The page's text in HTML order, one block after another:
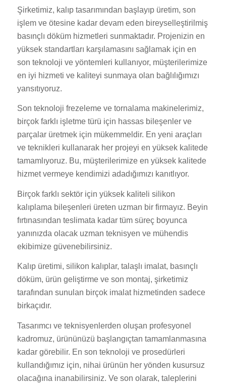
Şirketimiz, kalıp tasarımından başlayıp üretim, son
işlem ve ötesine kadar devam eden bireyselleştirilmiş
basınçlı döküm hizmetleri sunmaktadır. Projenizin en
yüksek standartları karşılamasını sağlamak için en
son teknoloji ve yöntemleri kullanıyor, müşterilerimize
en iyi hizmeti ve kaliteyi sunmaya olan bağlılığımızı
yansıtıyoruz.
Son teknoloji frezeleme ve tornalama makinelerimiz,
birçok farklı işletme türü için hassas bileşenler ve
parçalar üretmek için mükemmeldir. En yeni araçları
ve teknikleri kullanarak her projeyi en yüksek kalitede
tamamlıyoruz. Bu, müşterilerimize en yüksek kalitede
hizmet vermeye kendimizi adadığımızı kanıtlıyor.
Birçok farklı sektör için yüksek kaliteli silikon
kalıplama bileşenleri üreten uzman bir firmayız. Beyin
fırtınasından teslimata kadar tüm süreç boyunca
yanınızda olacak uzman teknisyen ve mühendis
ekibimize güvenebilirsiniz.
Kalıp üretimi, silikon kalıplar, talaşlı imalat, basınçlı
döküm, ürün geliştirme ve son montaj, şirketimiz
tarafından sunulan birçok imalat hizmetinden sadece
birkaçıdır.
Tasarımcı ve teknisyenlerden oluşan profesyonel
kadromuz, ürününüzü başlangıçtan tamamlanmasına
kadar görebilir. En son teknoloji ve prosedürleri
kullandığımız için, nihai ürünün her yönden kusursuz
olacağına inanabilirsiniz. Ve son olarak, taleplerini